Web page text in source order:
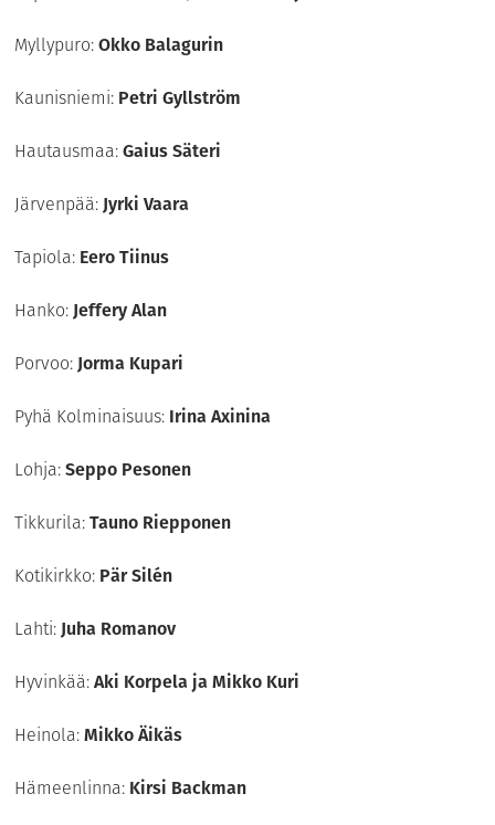
Myllypuro:Okko Balagurin
Kaunisniemi: Petri Gyllström
Hautausmaa:Gaius Säteri
Järvenpää:Jyrki Vaara
Tapiola: Eero Tiinus
Hanko:Jeffery Alan
Porvoo:Jorma Kupari
Pyhä Kolminaisuus: Irina Axinina
Lohja:Seppo Pesonen
Tikkurila:Tauno Riepponen
Kotikirkko: Pär Silén
Lahti:Juha Romanov
Hyvinkää:Aki Korpela ja Mikko Kuri
Heinola:Mikko Äikäs
Hämeenlinna: Kirsi Backman